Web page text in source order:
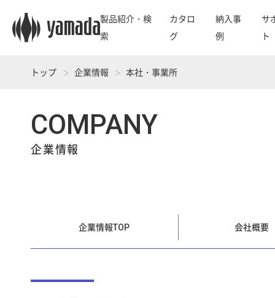
トップ 企業情報 本社・事業所
COMPANY
企業情報
製品紹介・検
索
カタロ
グ
納入事
例
サ
ト
企業情報TOP 会社概要